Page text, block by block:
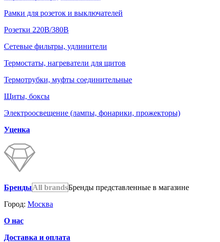
Рамки для розеток и выключателей
Розетки 220В/380В
Сетевые фильтры, удлинители
Термостаты, нагреватели для щитов
Термотрубки, муфты соединительные
Щиты, боксы
Электроосвещение (лампы, фонарики, прожекторы)
Уценка
БрендыAll brandsБренды представленные в магазине
Город: Москва
О нас
Доставка и оплата